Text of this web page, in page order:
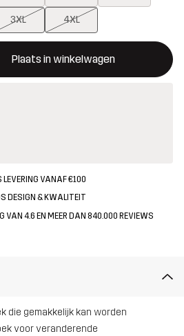
3XL 4XL
Plaats in winkelwagen
met de bevestiging van een
LEVERING VANAF €100
DESIGN & KWALITEIT
VAN 4.6 EN MEER DAN 840.000 REVIEWS
die gemakkelijk kan worden
voor veranderende